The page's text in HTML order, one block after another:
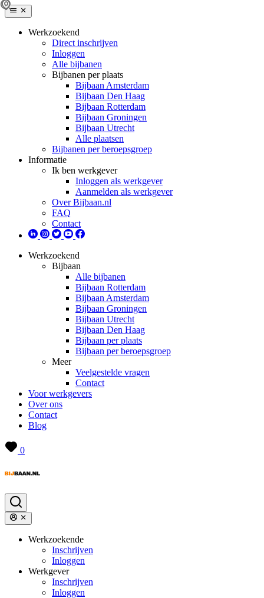
Werkzoekend
Direct inschrijven
Inloggen
Alle bijbanen
Bijbanen per plaats
Bijbaan Amsterdam
Bijbaan Den Haag
Bijbaan Rotterdam
Bijbaan Groningen
Bijbaan Utrecht
Alle plaatsen
Bijbanen per beroepsgroep
Informatie
Ik ben werkgever
Inloggen als werkgever
Aanmelden als werkgever
Over Bijbaan.nl
FAQ
Contact
Werkzoekend
Bijbaan
Alle bijbanen
Bijbaan Rotterdam
Bijbaan Amsterdam
Bijbaan Groningen
Bijbaan Utrecht
Bijbaan Den Haag
Bijbaan per plaats
Bijbaan per beroepsgroep
Meer
Veelgestelde vragen
Contact
Voor werkgevers
Over ons
Contact
Blog
0
Werkzoekende
Inschrijven
Inloggen
Werkgever
Inschrijven
Inloggen